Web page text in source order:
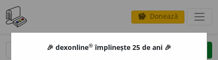
savings Donează
clear
🎉 dexonline® împlinește 25 de ani 🎉